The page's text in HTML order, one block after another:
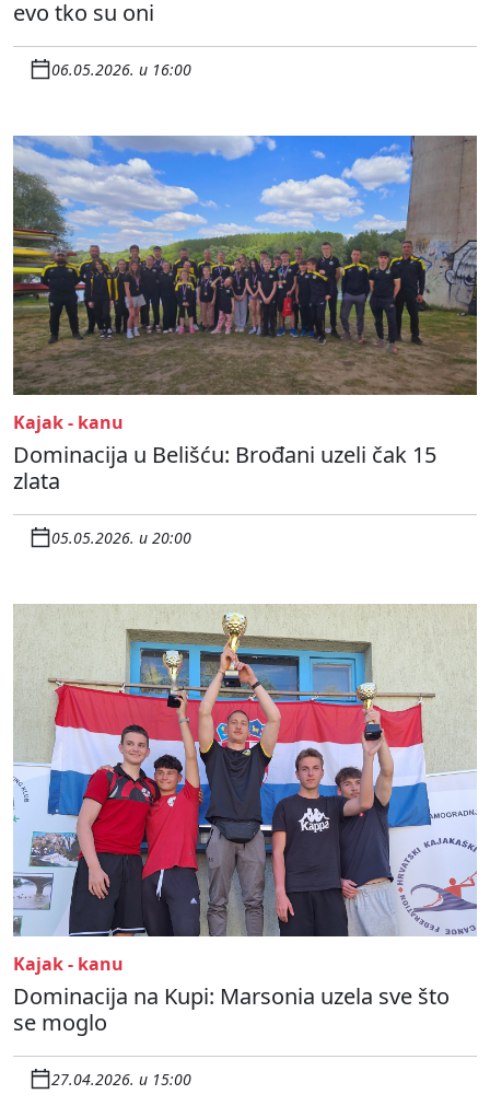
evo tko su oni
06.05.2026. u 16:00
Kajak - kanu
Dominacija u Belišću: Brođani uzeli čak 15
zlata
05.05.2026. u 20:00
Kajak - kanu
Dominacija na Kupi: Marsonia uzela sve što
se moglo
27.04.2026. u 15:00